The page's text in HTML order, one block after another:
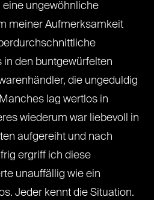
eine ungewöhnliche
meiner Aufmerksamkeit
den buntgewürfelten
die ungeduldig
lag wertlos in
wiederum war liebevoll in
aufgereiht und nach
ergriff ich diese
unauffällig wie ein
Jeder kennt die Situation.